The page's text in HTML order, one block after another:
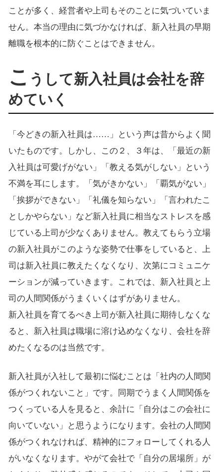
ことが多く、経営者や上司もそのことに気づいていま
せん。本当の理由に気づかなければ、新入社員の早期
離職を根本的に防ぐことはできません。
こ うして新入社員は会社を辞
めていく
「今どきの新入社員は……」という声は昔からよく聞
いたものです。しかし、この２、３年は、「最近の新
入社員は可愛げがない」「教える気がしない」という
不満を耳にします。「気がきかない」「覇気がない」
「挨拶ができない」「礼儀を知らない」「言われたこ
としかやらない」など新入社員に相当なストレスを感
じている上司が少なくありません。教えてもらう立場
の新入社員がこのような姿勢で仕事をしていると、上
司は新入社員に教えたくなくなり、次第にコミュニケ
ーションが減っていきます。これでは、新入社員と上
司の人間関係がうまくいくはずがありません。
新入社員を育てるべき上司が新入社員に期待しなくな
ると、新入社員は職場に溶け込めなくなり、会社を辞
めたくなるのは当然です。
新入社員が入社して最初に悩むことは「社内の人間関
係がつくれないこと」です。同期でうまく人間関係を
つくっている人を見ると、余計に「自分はこの会社に
向いていない」と思うようになります。会社の人間関
係がつくれなければ、精神的にフォローしてくれる人
がいなくなります。やがて会社で「自分の居場所」が